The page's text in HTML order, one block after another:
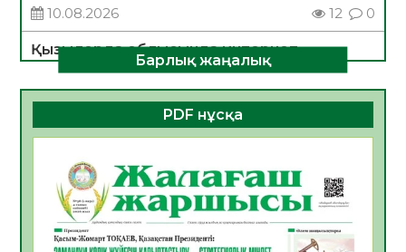
10.08.2026
12 0
Қызылорда облысында интернет
алаяқтықтың алдын алуға бағытталған
БАСТАР ЖОЛ
10.08.2026
18
ҚҰРЫЛТАЙ САЙЛАУЫ – АЗАМАТТЫҚ
БЕЛСЕНДІЛІКТІҢ МАҢЫЗДЫ КӨРІНІСІ
Барлық жаңалық
PDF нұсқа